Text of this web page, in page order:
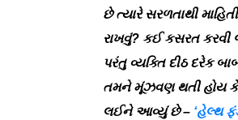
છે ત્યારે સરળતાથી
રાખવું? કઈ કસરત કરવી
પરંતુ વ્યક્તિ દીઠ દરેક
તમને મૂંઝવણ થતી હોય કે
લઈને આવ્યું છે – ‘હેલ્થ